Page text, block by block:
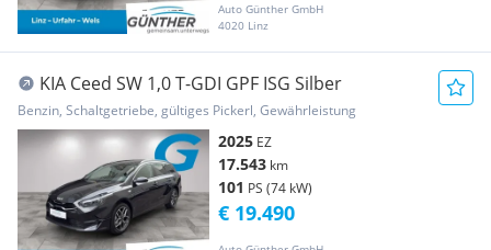
Auto Günther GmbH
4020 Linz
KIA Ceed SW 1,0 T-GDI GPF ISG Silber
Benzin, Schaltgetriebe, gültiges Pickerl, Gewährleistung
2025 EZ
17.543 km
101 PS (74 kW)
€ 19.490